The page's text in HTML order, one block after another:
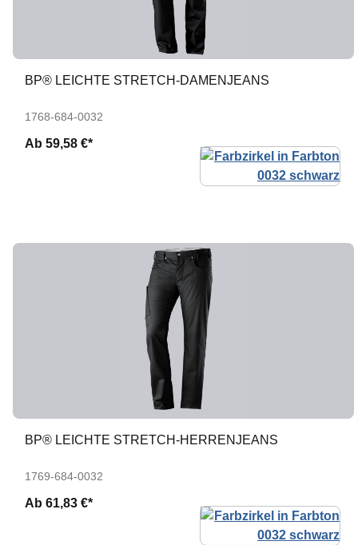
BP® LEICHTE STRETCH-DAMENJEANS
1768-684-0032
Ab 59,58 €*
BP® LEICHTE STRETCH-HERRENJEANS
1769-684-0032
Ab 61,83 €*